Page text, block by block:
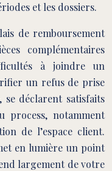
et les dossiers.
de remboursement
complémentaires
à joindre un
un refus de prise
se déclarent satisfaits
notamment
de l’espace client.
en lumière un point
largement de votre